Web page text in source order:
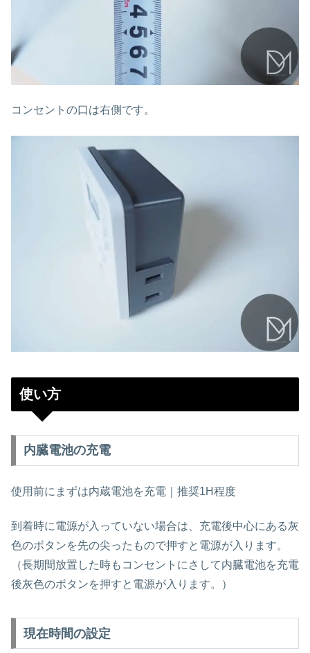
コンセントの口は右側です。
使い方
内臓電池の充電
使用前にまずは内蔵電池を充電｜推奨1H程度
到着時に電源が入っていない場合は、充電後中心にある灰
色のボタンを先の尖ったもので押すと電源が入ります。
（長期間放置した時もコンセントにさして内臓電池を充電
後灰色のボタンを押すと電源が入ります。）
現在時間の設定